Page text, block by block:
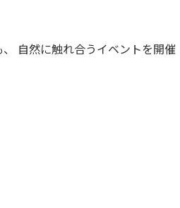
自然に触れ合うイベントを開催